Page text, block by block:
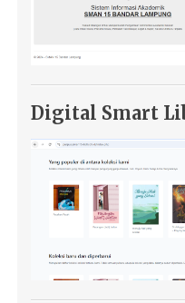
Digital Smart